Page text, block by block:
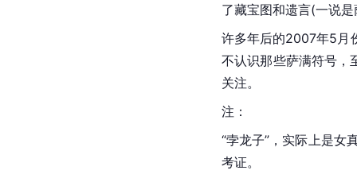
了藏宝图和遗言(一说
许多年后的2007年5月
不认识那些萨满符号，
关注。
注：
“孛龙子”，实际上是女
考证。